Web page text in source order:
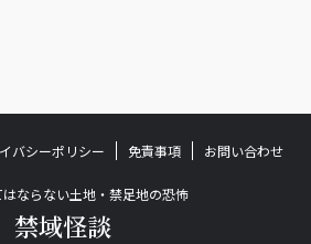
バシーポリシー 免責事項 お問い合わせ
ならない土地・禁足地の恐怖
禁域怪談